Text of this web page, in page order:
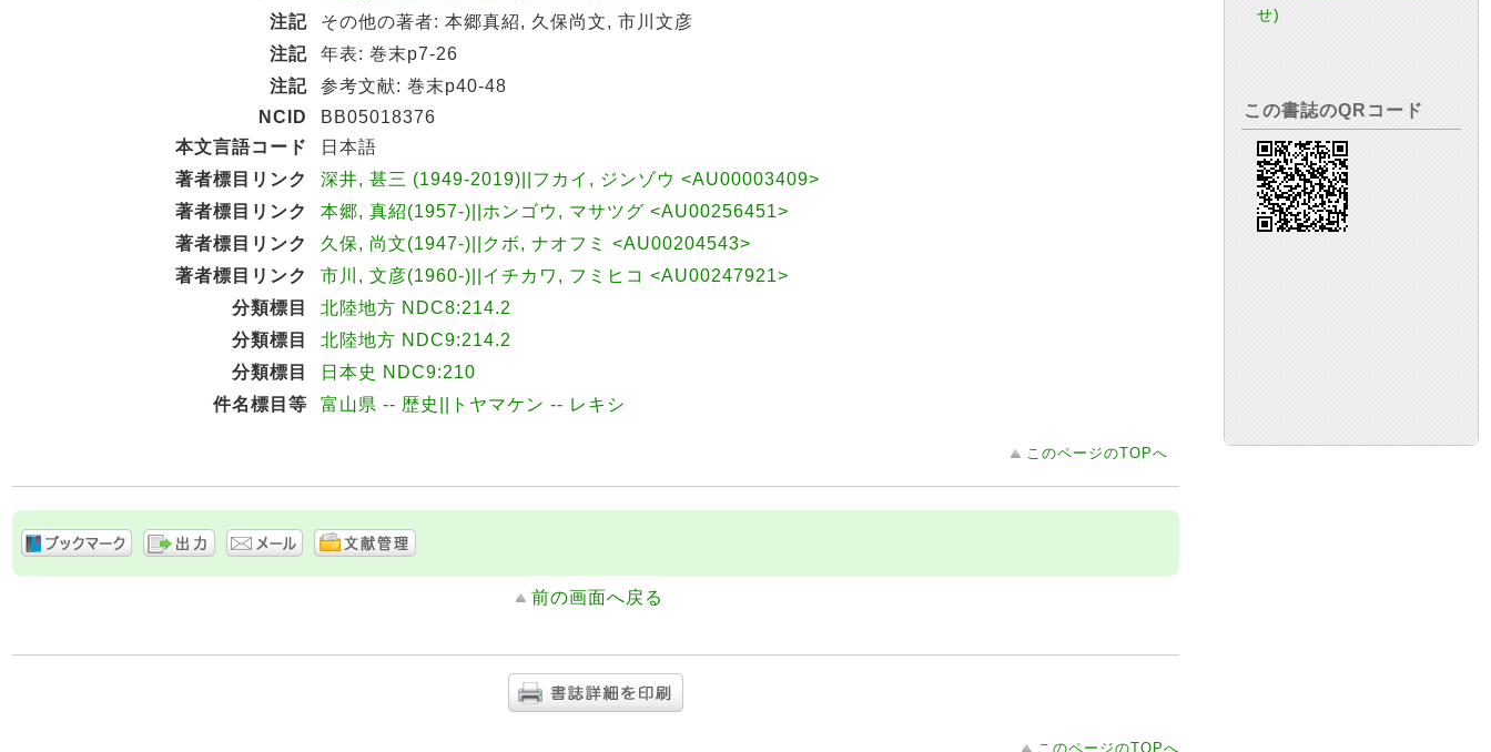
注記
その他の著者: 本郷真紹, 久保尚文, 市川文彦
注記
年表: 巻末p7-26
注記
参考文献: 巻末p40-48
NCID
BB05018376
本文言語コード
日本語
著者標目リンク
深井, 甚三 (1949-2019)||フカイ, ジンゾウ <AU00003409>
著者標目リンク
本郷, 真紹(1957-)||ホンゴウ, マサツグ <AU00256451>
著者標目リンク
久保, 尚文(1947-)||クボ, ナオフミ <AU00204543>
著者標目リンク
市川, 文彦(1960-)||イチカワ, フミヒコ <AU00247921>
分類標目
北陸地方 NDC8:214.2
分類標目
北陸地方 NDC9:214.2
分類標目
日本史 NDC9:210
件名標目等
富山県 -- 歴史||トヤマケン -- レキシ
このページのTOPへ
前の画面へ戻る
このページのTOPへ
せ)
この書誌のQRコード